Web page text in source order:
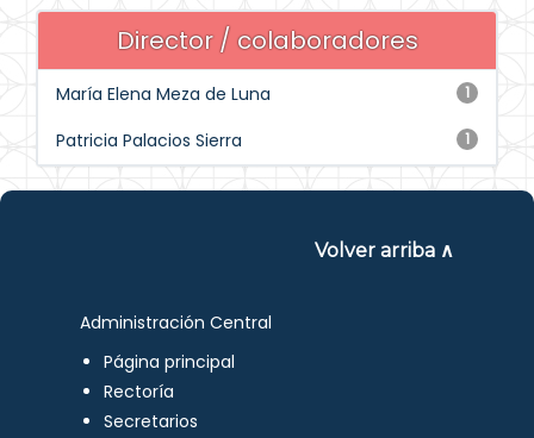
Director / colaboradores
1
María Elena Meza de Luna
1
Patricia Palacios Sierra
Volver arriba ∧
Administración Central
Página principal
Rectoría
Secretarios